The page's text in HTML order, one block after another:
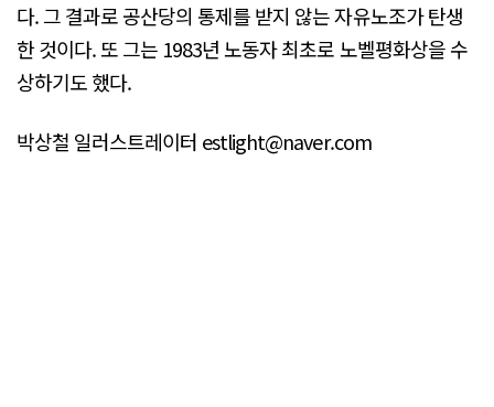
다. 그 결과로 공산당의 통제를 받지 않는 자유노조가 탄생
한 것이다. 또 그는 1983년 노동자 최초로 노벨평화상을 수
상하기도 했다.
박상철 일러스트레이터 estlight@naver.com